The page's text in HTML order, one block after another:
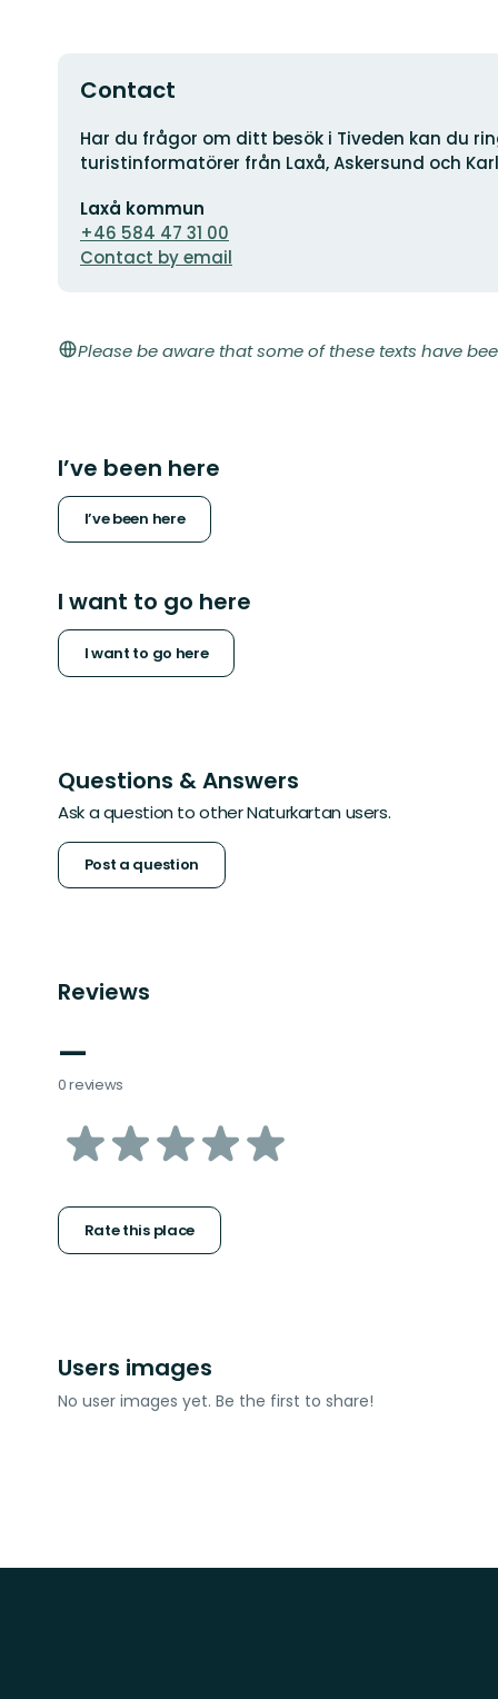
Contact
Address
Har du frågor om ditt besök i Tiveden kan du
turistinformatörer från Laxå, Askersund och
address
Laxå kommun
+46 584 47 31 00
Contact by email
Please be aware that some of these texts have
I’ve been here
I’ve been here
I want to go here
I want to go here
Questions & Answers
Ask a question to other Naturkartan users.
Post a question
Reviews
—
0 reviews
of
stars
Rate this place
Users images
No user images yet. Be the first to share!